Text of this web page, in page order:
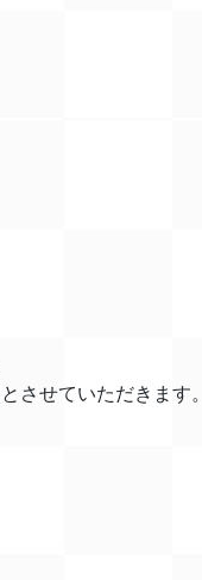
とさせていただきます。